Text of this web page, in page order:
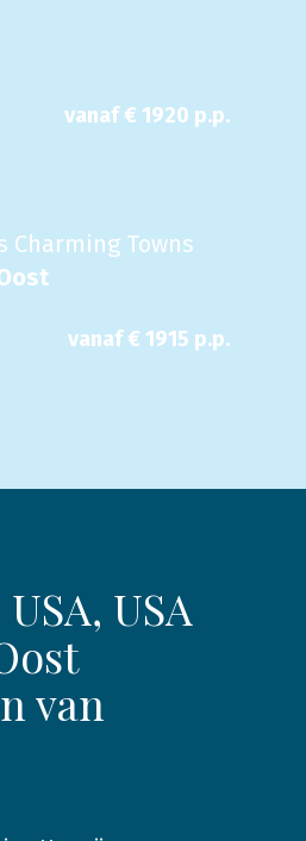
vanaf € 1920 p.p.
Charming Towns
vanaf € 1915 p.p.
USA
van